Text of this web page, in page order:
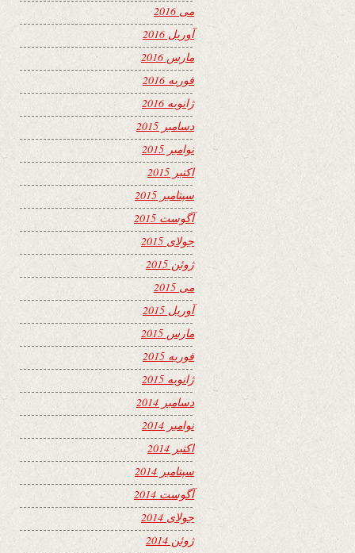
می 2016
آوریل 2016
مارس 2016
فوریه 2016
ژانویه 2016
دسامبر 2015
نوامبر 2015
اکتبر 2015
سپتامبر 2015
آگوست 2015
جولای 2015
ژوئن 2015
می 2015
آوریل 2015
مارس 2015
فوریه 2015
ژانویه 2015
دسامبر 2014
نوامبر 2014
اکتبر 2014
سپتامبر 2014
آگوست 2014
جولای 2014
ژوئن 2014